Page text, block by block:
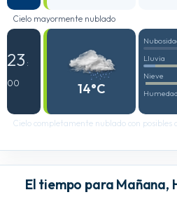
Cielo mayormente nublado
23 :
00
14°C
Lluvia
Nieve
Humedad
Cielo completamente nublado con posibles
El tiempo para Mañana,